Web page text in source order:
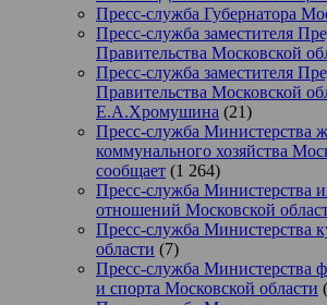
Пресс-служба Губернатора
Пресс-служба заместителя
Правительства Московской
Пресс-служба заместителя
Правительства Московской
Е.А.Хромушина (21)
Пресс-служба Министерства
коммунального хозяйства
сообщает (1 264)
Пресс-служба Министерства
отношений Московской
Пресс-служба Министерства
области (7)
Пресс-служба Министерства
и спорта Московской области